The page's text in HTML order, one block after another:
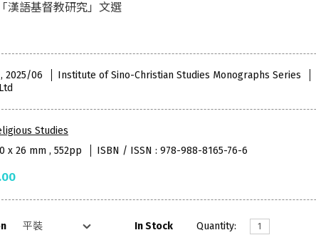
漢語基督教研究」文選
2025/06 Institute of Sino-Christian Studies Monographs Series
Studies
x 26 mm , 552pp
ISBN / ISSN : 978-988-8165-76-6
In Stock Quantity: